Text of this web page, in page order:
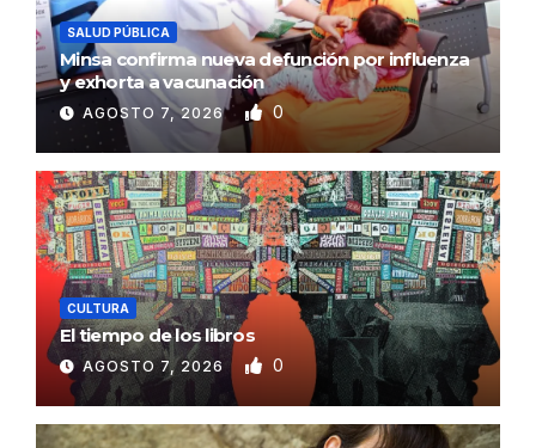
SALUD PÚBLICA
Minsa confirma nueva defunción por influenza
y exhorta a vacunación
AGOSTO 7, 2026 0
CULTURA
El tiempo de los libros
AGOSTO 7, 2026 0